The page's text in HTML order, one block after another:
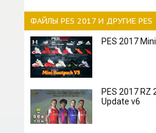
ФАЙЛЫ PES 2017 И ДРУГИЕ PES
PES 2017
PES 2017 RZ
Update v6